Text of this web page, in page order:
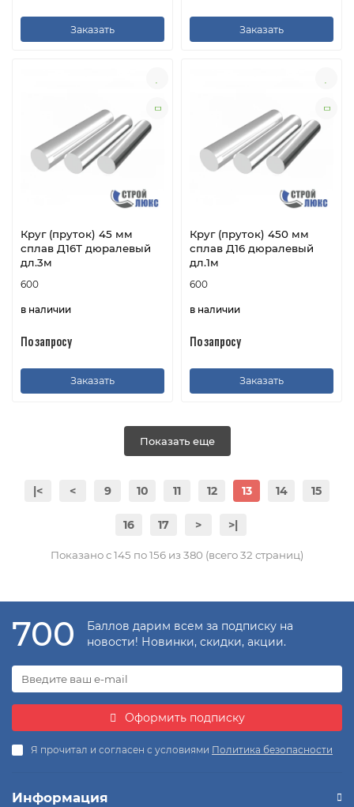
Заказать Заказать
Круг (пруток) 45 мм
сплав Д16Т дюралевый
дл.3м
600
в наличии
По запросу
Заказать
Круг (пруток) 450 мм
сплав Д16 дюралевый
дл.1м
600
в наличии
По запросу
Заказать
Показать еще
|< < 9 10 11 12 13 14 15
16 17 > >|
Показано с 145 по 156 из 380 (всего 32 страниц)
700
Баллов дарим всем за подписку на
новости! Новинки, скидки, акции.
Оформить подписку
Я прочитал и согласен с условиями Политика безопасности
Информация